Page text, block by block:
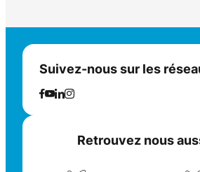
Suivez-nous sur les
Retrouvez nous